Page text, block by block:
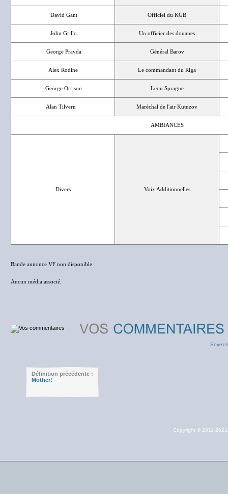
David Gant Officiel du KGB
John Grillo Un officier des douanes
George Pravda Général Barov
Alex Rodine Le commandant du Riga
George Orrison Leon Sprague
Alan Tilvern Maréchal de l'air Kutuzov
AMBIANCES
Divers Voix Additionnelles
Bande annonce VF non disponible.
Aucun média associé.
Soyez
Définition précédente :
Mother!
Copyright © 2011-